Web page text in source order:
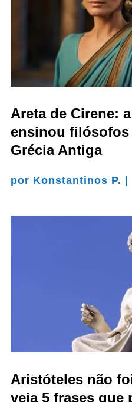
Areta de Cirene:
ensinou
Grécia Antiga
por Konstantinos P.
Aristóteles não
veja 5 frases que